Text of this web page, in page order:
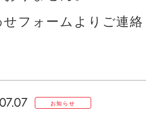
フォームよりご連絡
お知らせ